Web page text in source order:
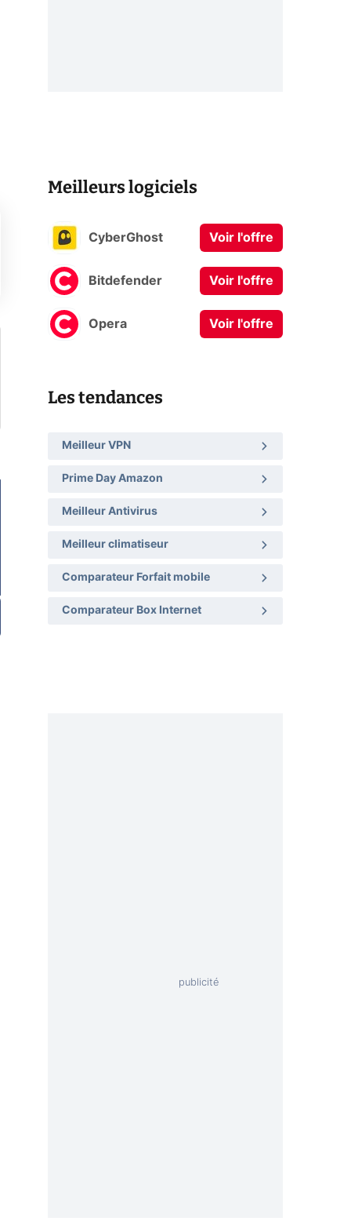
Meilleurs logiciels
CyberGhost Voir l'offre
Bitdefender Voir l'offre
Opera Voir l'offre
Les tendances
Meilleur VPN
Prime Day Amazon
Meilleur Antivirus
Meilleur climatiseur
Comparateur Forfait mobile
Comparateur Box Internet